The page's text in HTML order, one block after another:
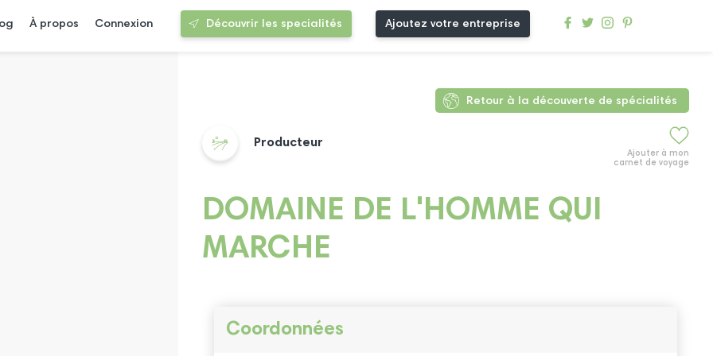
À propos Connexion Découvrir les specialités Ajoutez votre entreprise
Retour à la découverte de spécialités
Ajouter à mon
carnet de voyage
Producteur
DOMAINE DE L'HOMME QUI
MARCHE
Coordonnées